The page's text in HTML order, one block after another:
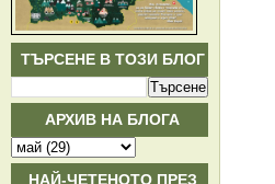
ТЪРСЕНЕ В ТОЗИ БЛОГ
АРХИВ НА БЛОГА
НАЙ-ЧЕТЕНОТО ПРЕЗ